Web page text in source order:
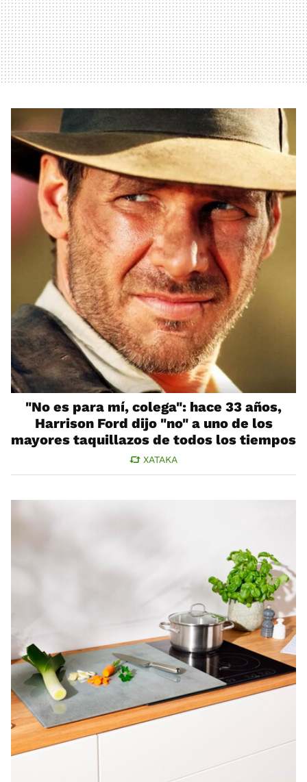
"No es para mí, colega": hace 33 años,
Harrison Ford dijo "no" a uno de los
mayores taquillazos de todos los tiempos
XATAKA